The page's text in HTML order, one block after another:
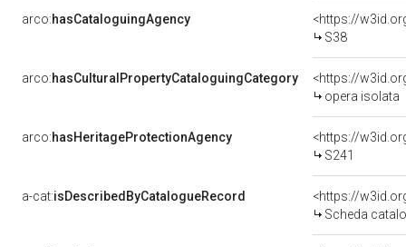
arco:hasCataloguingAgency
<https://
S38
arco:hasCulturalPropertyCataloguingCategory
<https://
opera isolata
arco:hasHeritageProtectionAgency
<https://
S241
a-cat:isDescribedByCatalogueRecord
<https://
Scheda